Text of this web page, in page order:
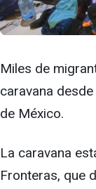
Miles de
caravana
de México.
La caravana
Fronteras, que